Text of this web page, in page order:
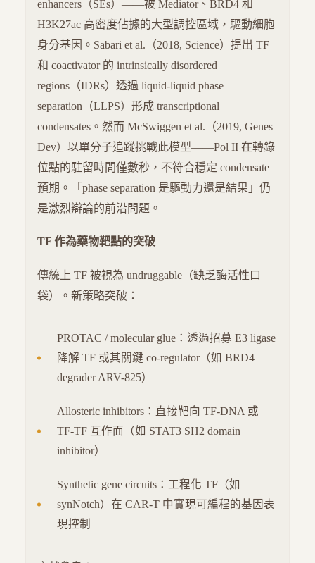
enhancers（SEs）——被 Mediator、BRD4 和
H3K27ac 高密度佔據的大型調控區域，驅動細胞
身分基因。Sabari et al.（2018, Science）提出 TF
和 coactivator 的 intrinsically disordered
regions（IDRs）透過 liquid-liquid phase
separation（LLPS）形成 transcriptional
condensates。然而 McSwiggen et al.（2019, Genes
Dev）以單分子追蹤挑戰此模型——Pol II 在轉錄
位點的駐留時間僅數秒，不符合穩定 condensate
預期。「phase separation 是驅動力還是結果」仍
是激烈辯論的前沿問題。
TF 作為藥物靶點的突破
傳統上 TF 被視為 undruggable（缺乏酶活性口
袋）。新策略突破：
PROTAC / molecular glue：透過招募 E3 ligase
降解 TF 或其關鍵 co-regulator（如 BRD4
degrader ARV-825）
Allosteric inhibitors：直接靶向 TF-DNA 或
TF-TF 互作面（如 STAT3 SH2 domain
inhibitor）
Synthetic gene circuits：工程化 TF（如
synNotch）在 CAR-T 中實現可編程的基因表
現控制